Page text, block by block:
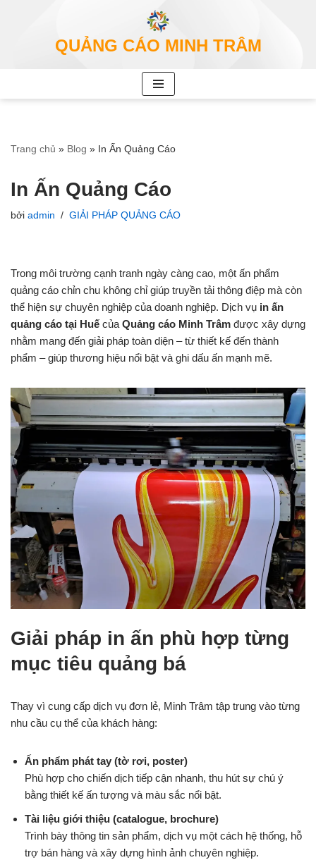
QUẢNG CÁO MINH TRÂM
Trang chủ » Blog » In Ấn Quảng Cáo
In Ấn Quảng Cáo
bởi admin GIẢI PHÁP QUẢNG CÁO
Trong môi trường cạnh tranh ngày càng cao, một ấn phẩm
quảng cáo chỉn chu không chỉ giúp truyền tải thông điệp mà còn
thể hiện sự chuyên nghiệp của doanh nghiệp. Dịch vụ in ấn
quảng cáo tại Huế củaQuảng cáo Minh Trâm được xây dựng
nhằm mang đến giải pháp toàn diện – từ thiết kế đến thành
phẩm – giúp thương hiệu nổi bật và ghi dấu ấn mạnh mẽ.
Giải pháp in ấn phù hợp từng
mục tiêu quảng bá
Thay vì cung cấp dịch vụ đơn lẻ, Minh Trâm tập trung vào từng
nhu cầu cụ thể của khách hàng:
Ấn phẩm phát tay (tờ rơi, poster)
Phù hợp cho chiến dịch tiếp cận nhanh, thu hút sự chú ý
bằng thiết kế ấn tượng và màu sắc nổi bật.
Tài liệu giới thiệu (catalogue, brochure)
Trình bày thông tin sản phẩm, dịch vụ một cách hệ thống, hỗ
trợ bán hàng và xây dựng hình ảnh chuyên nghiệp.